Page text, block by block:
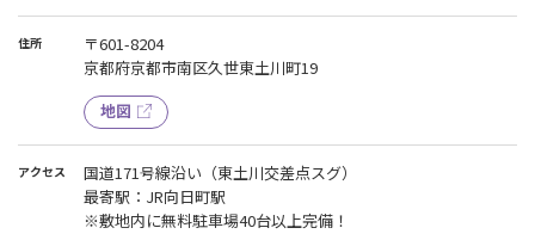
住所
〒601-8204
京都府京都市南区久世東土川町19
地図
アクセス
国道171号線沿い（東土川交差点スグ）
最寄駅：JR向日町駅
※敷地内に無料駐車場40台以上完備！